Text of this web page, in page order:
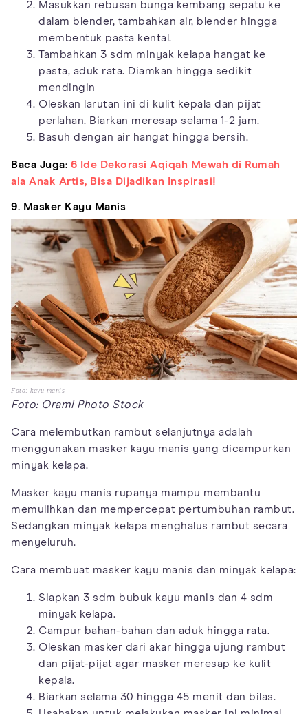
Masukkan rebusan bunga kembang sepatu ke
dalam blender, tambahkan air, blender hingga
membentuk pasta kental.
Tambahkan 3 sdm minyak kelapa hangat ke
pasta, aduk rata. Diamkan hingga sedikit
mendingin
Oleskan larutan ini di kulit kepala dan pijat
perlahan. Biarkan meresap selama 1-2 jam.
Basuh dengan air hangat hingga bersih.
Baca Juga: 6 Ide Dekorasi Aqiqah Mewah di Rumah
ala Anak Artis, Bisa Dijadikan Inspirasi!
9. Masker Kayu Manis
Foto: kayu manis
Foto: Orami Photo Stock
Cara melembutkan rambut selanjutnya adalah
menggunakan masker kayu manis yang dicampurkan
minyak kelapa.
Masker kayu manis rupanya mampu membantu
memulihkan dan mempercepat pertumbuhan rambut.
Sedangkan minyak kelapa menghalus rambut secara
menyeluruh.
Cara membuat masker kayu manis dan minyak kelapa:
Siapkan 3 sdm bubuk kayu manis dan 4 sdm
minyak kelapa.
Campur bahan-bahan dan aduk hingga rata.
Oleskan masker dari akar hingga ujung rambut
dan pijat-pijat agar masker meresap ke kulit
kepala.
Biarkan selama 30 hingga 45 menit dan bilas.